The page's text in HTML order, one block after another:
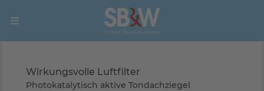
Wirkungsvolle Luftfilter
Photokatalytisch aktive Tondachziegel